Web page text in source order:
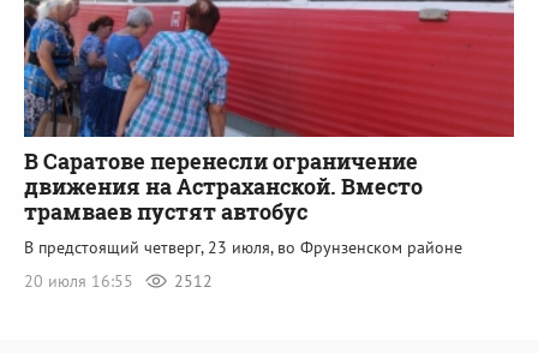
В Саратове перенесли ограничение
движения на Астраханской. Вместо
трамваев пустят автобус
В предстоящий четверг, 23 июля, во Фрунзенском районе
20 июля 16:55
2512